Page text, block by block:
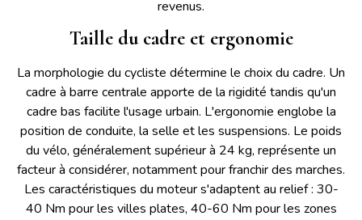
revenus.
Taille du cadre et ergonomie
La morphologie du cycliste détermine le choix du cadre. Un
cadre à barre centrale apporte de la rigidité tandis qu'un
cadre bas facilite l'usage urbain. L'ergonomie englobe la
position de conduite, la selle et les suspensions. Le poids
du vélo, généralement supérieur à 24 kg, représente un
facteur à considérer, notamment pour franchir des marches.
Les caractéristiques du moteur s'adaptent au relief : 30-
40 Nm pour les villes plates, 40-60 Nm pour les zones